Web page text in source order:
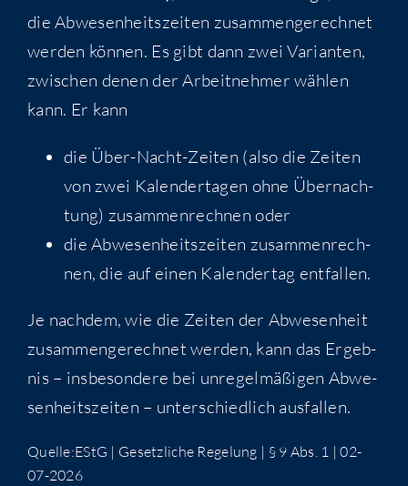
die Abwe­sen­heits­zei­ten zusam­men­ge­rech­net
wer­den kön­nen. Es gibt dann zwei Vari­an­ten,
zwi­schen denen der Arbeit­neh­mer wäh­len
kann. Er kann
die Über-Nacht-Zei­ten (also die Zei­ten
von zwei Kalen­der­ta­gen ohne Über­nach­
tung) zusam­men­rech­nen oder
die Abwe­sen­heits­zei­ten zusam­men­rech­
nen, die auf einen Kalen­der­tag entfallen.
Je nach­dem, wie die Zei­ten der Abwe­sen­heit
zusam­men­ge­rech­net wer­den, kann das Ergeb­
nis – ins­be­son­de­re bei unre­gel­mä­ßi­gen Abwe­
sen­heits­zei­ten – unter­schied­lich ausfallen.
Quelle:EStG | Gesetz­li­che Rege­lung | § 9 Abs. 1 | 02-
07-2026